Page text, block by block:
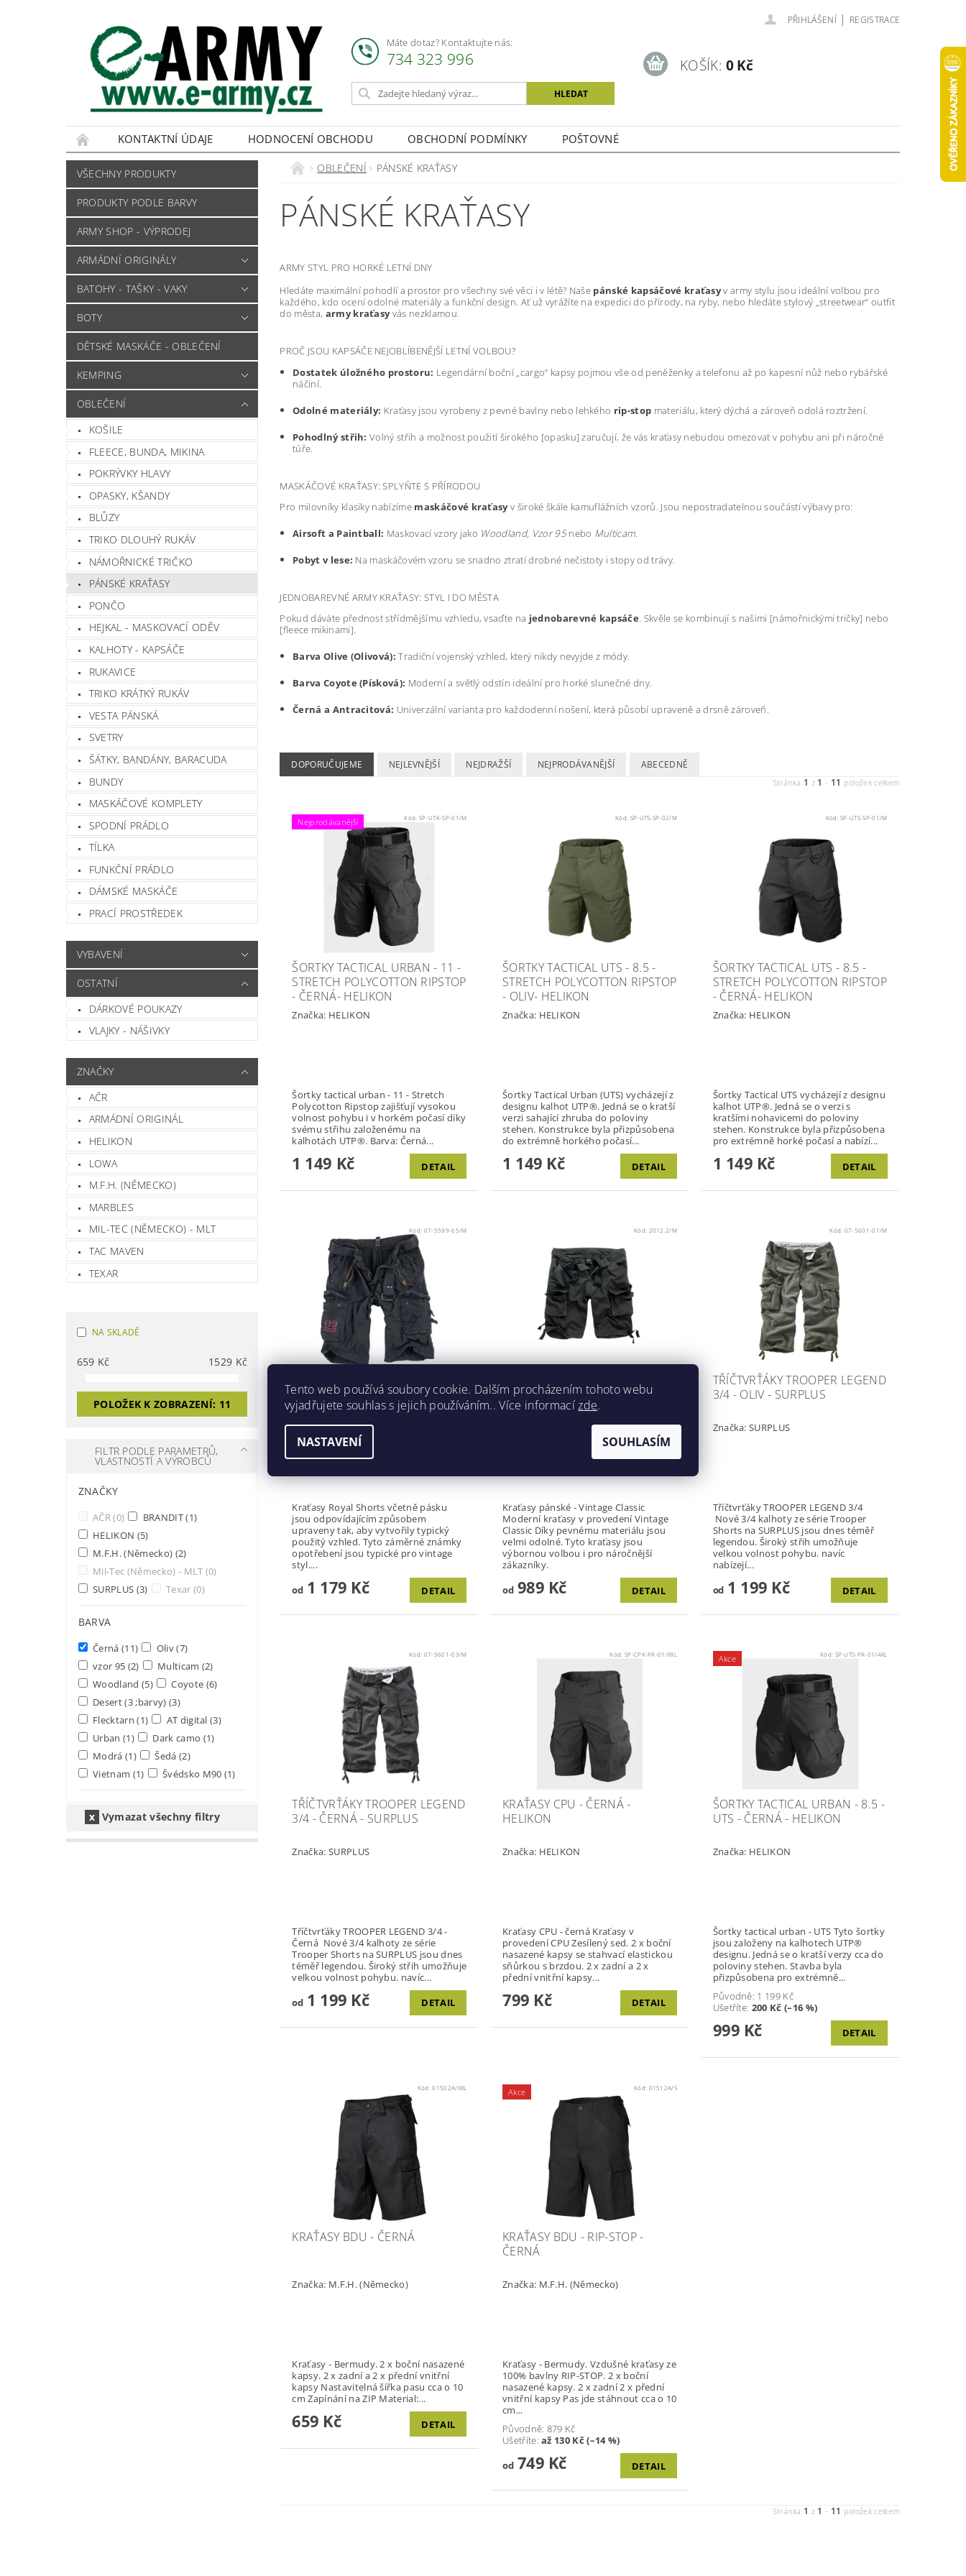
Máte dotaz? Kontaktujte nás:
734 323 996
PŘIHLÁŠENÍ | REGISTRACE
KOŠÍK: 0 Kč
KONTAKTNÍ ÚDAJE HODNOCENÍ OBCHODU OBCHODNÍ PODMÍNKY POŠTOVNÉ
VŠECHNY PRODUKTY
PRODUKTY PODLE BARVY
ARMY SHOP - VÝPRODEJ
ARMÁDNÍ ORIGINÁLY
BATOHY - TAŠKY - VAKY
BOTY
DĚTSKÉ MASKÁČE - OBLEČENÍ
KEMPING
OBLEČENÍ
KOŠILE
FLEECE, BUNDA, MIKINA
POKRÝVKY HLAVY
OPASKY, KŠANDY
BLŮZY
TRIKO DLOUHÝ RUKÁV
NÁMOŘNICKÉ TRIČKO
PÁNSKÉ KRAŤASY
PONČO
HEJKAL - MASKOVACÍ ODĚV
KALHOTY - KAPSÁČE
RUKAVICE
TRIKO KRÁTKÝ RUKÁV
VESTA PÁNSKÁ
SVETRY
ŠÁTKY, BANDÁNY, BARACUDA
BUNDY
MASKÁČOVÉ KOMPLETY
SPODNÍ PRÁDLO
TÍLKA
FUNKČNÍ PRÁDLO
DÁMSKÉ MASKÁČE
PRACÍ PROSTŘEDEK
VYBAVENÍ
OSTATNÍ
DÁRKOVÉ POUKAZY
VLAJKY - NÁŠIVKY
ZNAČKY
AČR
ARMÁDNÍ ORIGINÁL
HELIKON
LOWA
M.F.H. (NĚMECKO)
MARBLES
MIL-TEC (NĚMECKO) - MLT
TAC MAVEN
TEXAR
NA SKLADĚ
659 Kč 1529 Kč
POLOŽEK K ZOBRAZENÍ: 11
FILTR PODLE PARAMETRŮ,
VLASTNOSTÍ A VÝROBCŮ
ZNAČKY
AČR(0) BRANDIT(1)
HELIKON (5)
M.F.H. (Německo) (2)
Mil-Tec (Německo) - MLT (0)
SURPLUS (3) Texar (0)
BARVA
Černá(11) Oliv(7)
vzor 95 (2) Multicam (2)
Woodland (5) Coyote (6)
Desert (3 ;barvy) (3)
Flecktarn(1) AT digital(3)
Urban(1) Dark camo (1)
Modrá(1) Šedá (2)
Vietnam (1) Švédsko M90 (1)
Vymazat všechny filtry
OBLEČENÍ PÁNSKÉ KRAŤASY
PÁNSKÉ KRAŤASY
ARMY STYL PRO HORKÉ LETNÍ DNY
Hledáte maximální pohodlí a prostor pro všechny své věci i v létě? Naše pánské kapsáčové kraťasyv army stylu jsou ideální volbou pro
každého, kdo ocení odolné materiály a funkční design. Ať už vyrážíte na expedici do přírody, na ryby, nebo hledáte stylový „streetwear“ outfit
do města, army kraťasyvás nezklamou.
PROČ JSOU KAPSÁČE NEJOBLÍBENĚJŠÍ LETNÍ VOLBOU?
Dostatek úložného prostoru: Legendární boční „cargo“ kapsy pojmou vše od peněženky a telefonu až po kapesní nůž nebo rybářské
náčiní.
Odolné materiály: Kraťasy jsou vyrobeny z pevné bavlny nebo lehkého rip-stop materiálu, který dýchá a zároveň odolá roztržení.
Pohodlný střih: Volný střih a možnost použití širokého [opasku] zaručují, že vás kraťasy nebudou omezovat v pohybu ani při náročné
túře.
MASKÁČOVÉ KRAŤASY: SPLYŇTE S PŘÍRODOU
Pro milovníky klasiky nabízíme maskáčové kraťasyv široké škále kamuflážních vzorů. Jsou nepostradatelnou součástí výbavy pro:
Airsoft a Paintball: Maskovací vzory jako Woodland, Vzor 95nebo Multicam.
Pobyt v lese: Na maskáčovém vzoru se snadno ztratí drobné nečistoty i stopy od trávy.
JEDNOBAREVNÉ ARMY KRAŤASY: STYL I DO MĚSTA
Pokud dáváte přednost střídmějšímu vzhledu, vsaďte na jednobarevné kapsáče. Skvěle se kombinují s našimi [námořnickými tričky] nebo
[fleece mikinami].
Barva Olive (Olivová): Tradiční vojenský vzhled, který nikdy nevyjde z módy.
Barva Coyote (Písková): Moderní a světlý odstín ideální pro horké slunečné dny.
Černá a Antracitová: Univerzální varianta pro každodenní nošení, která působí upraveně a drsně zároveň.
DOPORUČUJEME NEJLEVNĚJŠÍ NEJDRAŽŠÍ NEJPRODÁVANĚJŠÍ ABECEDNĚ
Stránka 1 z 1 - 11 položek celkem
Nejprodávanější Kód: SP-UTK-SP-01/M
ŠORTKY TACTICAL URBAN - 11 -
STRETCH POLYCOTTON RIPSTOP
- ČERNÁ- HELIKON
Značka: HELIKON
Šortky tactical urban - 11 - Stretch
Polycotton Ripstop zajišťují vysokou
volnost pohybu i v horkém počasí díky
svému střihu založenému na
kalhotách UTP®. Barva: Černá...
1 149 Kč DETAIL
Kód: SP-UTS-SP-02/M
ŠORTKY TACTICAL UTS - 8.5 -
STRETCH POLYCOTTON RIPSTOP
- OLIV- HELIKON
Značka: HELIKON
Šortky Tactical Urban (UTS) vycházejí z
designu kalhot UTP®. Jedná se o kratší
verzi sahající zhruba do poloviny
stehen. Konstrukce byla přizpůsobena
do extrémně horkého počasí...
1 149 Kč DETAIL
Kód:SP-UTS-SP-01/M
ŠORTKY TACTICAL UTS - 8.5 -
STRETCH POLYCOTTON RIPSTOP
- ČERNÁ- HELIKON
Značka: HELIKON
Šortky Tactical UTS vycházejí z designu
kalhot UTP®. Jedná se o verzi s
kratšími nohavicemi do poloviny
stehen. Konstrukce byla přizpůsobena
pro extrémně horké počasí a nabízí...
1 149 Kč DETAIL
Kód: 07-5599-65/M
ČERNÁ - SURPLUS
Značka:SURPLUS
Kraťasy Royal Shorts včetně pásku
jsou odpovídajícím způsobem
upraveny tak, aby vytvořily typický
použitý vzhled. Tyto záměrné známky
opotřebení jsou typické pro vintage
styl....
od1 179 Kč DETAIL
Kód: 2012.2/M
ČERNÁ - BRANDIT
Kraťasy pánské - Vintage Classic
Moderní kraťasy v provedení Vintage
Classic Díky pevnému materiálu jsou
velmi odolné. Tyto kraťasy jsou
výbornou volbou i pro náročnější
zákazníky.
od989 Kč DETAIL
Kód: 07-5601-01/M
TŘÍČTVRŤÁKY TROOPER LEGEND
3/4 - OLIV - SURPLUS
Značka:SURPLUS
Tříčtvrťáky TROOPER LEGEND 3/4
Nové 3/4 kalhoty ze série Trooper
Shorts na SURPLUS jsou dnes téměř
legendou. Široký střih umožňuje
velkou volnost pohybu. navíc
nabízejí...
od1 199 Kč DETAIL
Kód: 07-5601-03/M
TŘÍČTVRŤÁKY TROOPER LEGEND
3/4 - ČERNÁ - SURPLUS
Značka: SURPLUS
Tříčtvrťáky TROOPER LEGEND 3/4 -
Černá Nové 3/4 kalhoty ze série
Trooper Shorts na SURPLUS jsou dnes
téměř legendou. Široký střih umožňuje
velkou volnost pohybu. navíc...
od1 199 Kč DETAIL
Kód: SP-CPK-PR-01/XXL
KRAŤASY CPU - ČERNÁ -
HELIKON
Značka: HELIKON
Kraťasy CPU - černá Kraťasy v
provedení CPU Zesílený sed. 2 x boční
nasazené kapsy se stahvací elastickou
sňůrkou s brzdou. 2 x zadní a 2 x
přední vnitřní kapsy...
799 Kč DETAIL
Akce Kód: SP-UTS-PR-01/4XL
ŠORTKY TACTICAL URBAN - 8.5 -
UTS - ČERNÁ - HELIKON
Značka: HELIKON
Šortky tactical urban - UTS Tyto šortky
jsou založeny na kalhotech UTP®
designu. Jedná se o kratší verzy cca do
poloviny stehen. Stavba byla
přizpůsobena pro extrémně...
Původně: 1 199 Kč
Ušetříte: 200 Kč (–16 %)
999 Kč DETAIL
Kód:01502A/XXL
KRAŤASY BDU - ČERNÁ
Značka: M.F.H. (Německo)
Kraťasy - Bermudy. 2 x boční nasazené
kapsy. 2 x zadní a 2 x přední vnitřní
kapsy Nastavitelná šířka pasu cca o 10
cm Zapínání na ZIP Material:...
659 Kč DETAIL
Akce Kód: 01512A/S
KRAŤASY BDU - RIP-STOP -
ČERNÁ
Značka: M.F.H. (Německo)
Kraťasy - Bermudy. Vzdušné kraťasy ze
100% bavlny RIP-STOP. 2 x boční
nasazené kapsy. 2 x zadní 2 x přední
vnitřní kapsy Pas jde stáhnout cca o 10
cm...
Původně: 879 Kč
Ušetříte:až 130 Kč (–14 %)
od749 Kč DETAIL
Stránka 1 z 1 - 11 položek celkem
Tento web používá soubory cookie. Dalším procházením tohoto webu
vyjadřujete souhlas s jejich používáním.. Více informacízde.
NASTAVENÍ SOUHLASÍM